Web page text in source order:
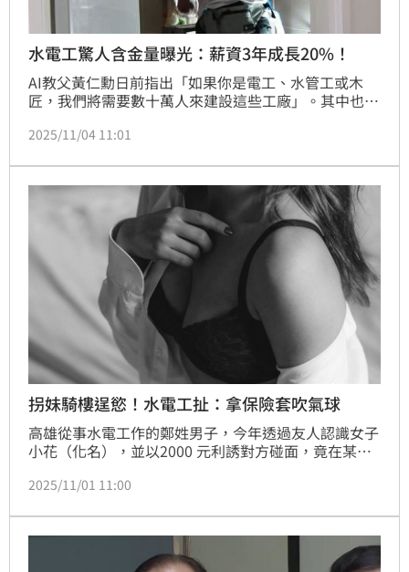
水電工驚人含金量曝光：薪資3年成長20%！
AI教父黃仁勳日前指出「如果你是電工、水管工或木
匠，我們將需要數十萬人來建設這些工廠」。其中也提
擴張，將為年輕人創造數以千計的工作機會，只要他們
2025/11/04 11:01
拐妹騎樓逞慾！水電工扯：拿保險套吹氣球
高雄從事水電工作的鄭姓男子，今年透過友人認識女子
小花（化名），並以2000 元利誘對方碰面，竟在某處
得逞，直到路人撞見上前制止，才作罷；事後鄭男挨
為了吹汽球；說詞未獲法官採信，被依強制性交未遂
罪，判處2年4個月有期徒刑，可上訴。
2025/11/01 11:00